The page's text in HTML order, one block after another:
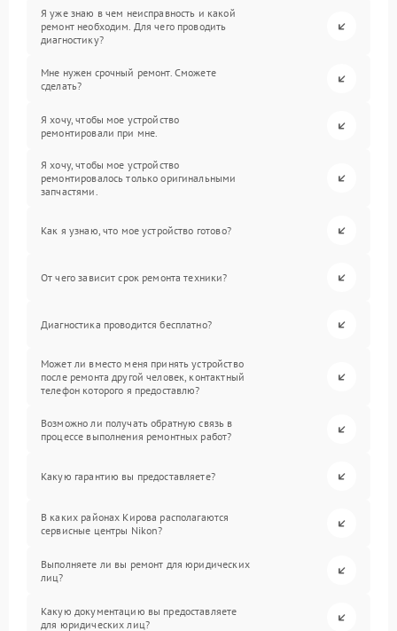
Я уже знаю в чем неисправность и какой
ремонт необходим. Для чего проводить
диагностику?
Мне нужен срочный ремонт. Сможете
сделать?
Я хочу, чтобы мое устройство
ремонтировали при мне.
Я хочу, чтобы мое устройство
ремонтировалось только оригинальными
запчастями.
Как я узнаю, что мое устройство готово?
От чего зависит срок ремонта техники?
Диагностика проводится бесплатно?
Может ли вместо меня принять устройство
после ремонта другой человек, контактный
телефон которого я предоставлю?
Возможно ли получать обратную связь в
процессе выполнения ремонтных работ?
Какую гарантию вы предоставляете?
В каких районах Кирова располагаются
сервисные центры Nikon?
Выполняете ли вы ремонт для юридических
лиц?
Какую документацию вы предоставляете
для юридических лиц?